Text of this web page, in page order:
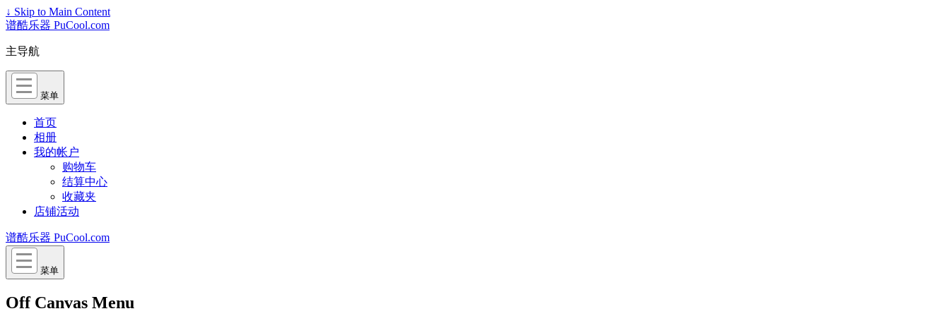
↓ Skip to Main Content
谱酷乐器 PuCool.com
主导航
菜单
首页
相册
我的帐户
购物车
结算中心
收藏夹
店铺活动
谱酷乐器 PuCool.com
菜单
Off Canvas Menu